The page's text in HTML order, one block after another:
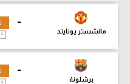
-
مانشستر يونايتد
-
برشلونة